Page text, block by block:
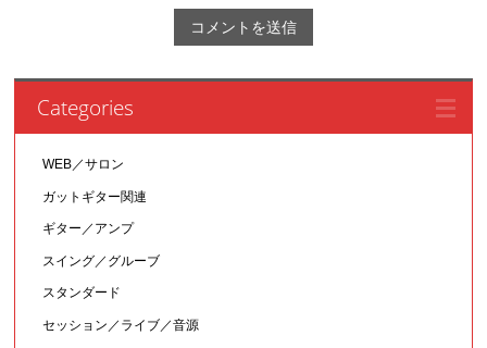
Categories
WEB／サロン
ガットギター関連
ギター／アンプ
スイング／グルーブ
スタンダード
セッション／ライブ／音源